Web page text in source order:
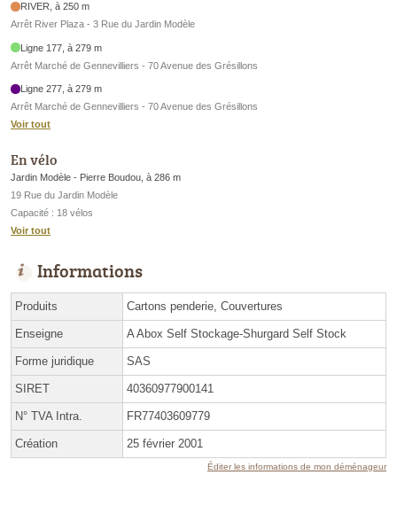
RIVER, à 250 m
Arrêt River Plaza - 3 Rue du Jardin Modèle
Ligne 177, à 279 m
Arrêt Marché de Gennevilliers - 70 Avenue des Grésillons
Ligne 277, à 279 m
Arrêt Marché de Gennevilliers - 70 Avenue des Grésillons
Voir tout
En vélo
Jardin Modèle - Pierre Boudou, à 286 m
19 Rue du Jardin Modèle
Capacité : 18 vélos
Voir tout
Informations
Produits Cartons penderie, Couvertures
Enseigne A Abox Self Stockage-Shurgard Self Stock
Forme juridique SAS
SIRET 40360977900141
N° TVA Intra. FR77403609779
Création 25 février 2001
Éditer les informations de mon déménageur